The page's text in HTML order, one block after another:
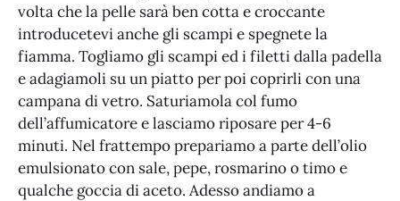
volta che la pelle sarà ben cotta e croccante
introducetevi anche gli scampi e spegnete la
fiamma. Togliamo gli scampi ed i filetti dalla padella
e adagiamoli su un piatto per poi coprirli con una
campana di vetro. Saturiamola col fumo
dell’affumicatore e lasciamo riposare per 4-6
minuti. Nel frattempo prepariamo a parte dell’olio
emulsionato con sale, pepe, rosmarino o timo e
qualche goccia di aceto. Adesso andiamo a